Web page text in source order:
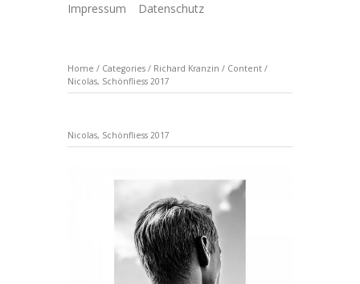
Impressum
Datenschutz
Home / Categories / Richard Kranzin / Content /
Nicolas, Schönfliess 2017
Nicolas, Schönfliess 2017